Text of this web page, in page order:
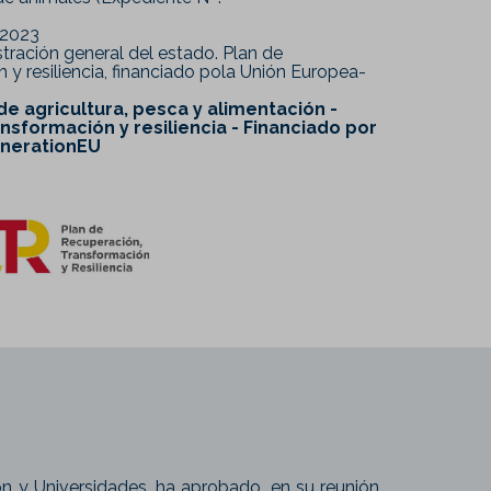
general del estado. Plan de
resiliencia, financiado pola Unión Europea-
agricultura, pesca y alimentación -
y resiliencia - Financiado por